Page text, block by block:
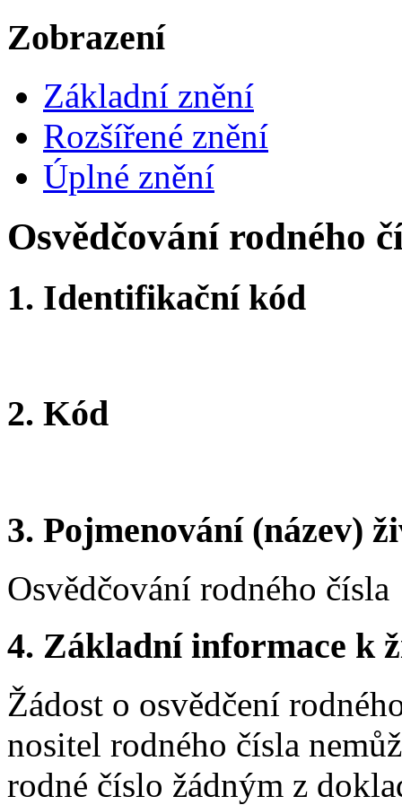
Zobrazení
Základní znění
Rozšířené znění
Úplné znění
Osvědčování rodného
1. Identifikační kód
2. Kód
3. Pojmenování (název)
Osvědčování rodného čísla
4. Základní informace k
Žádost o osvědčení
nositel rodného čísla
rodné číslo žádným z